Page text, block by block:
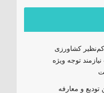
کشاورزی
توجه ویژه
تودیع و معارفه